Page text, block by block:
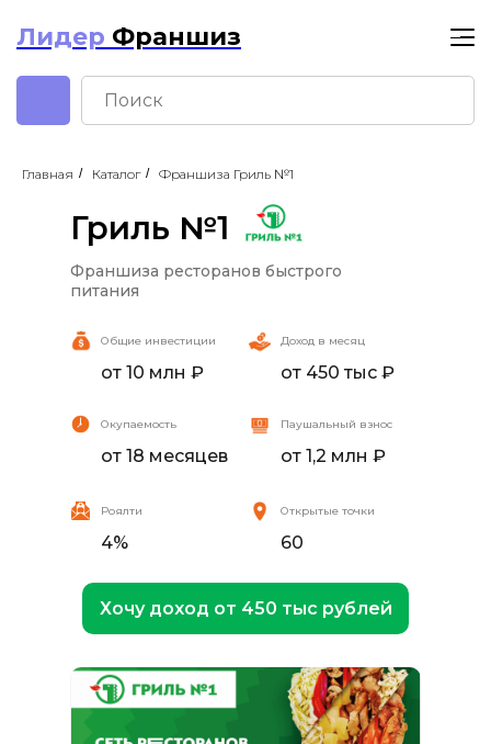
Лидер Франшиз
Главная / Каталог / Франшиза Гриль №1
Франшиза ресторанов быстрого
питания
Общие инвестиции
от 10 млн ₽
Окупаемость
от 18 месяцев
Доход в месяц
от 450 тыс ₽
Открытые точки
60
Роялти
4%
Паушальный взнос
от 1,2 млн ₽
Хочу доход от 450 тыс рублей
Гриль №1